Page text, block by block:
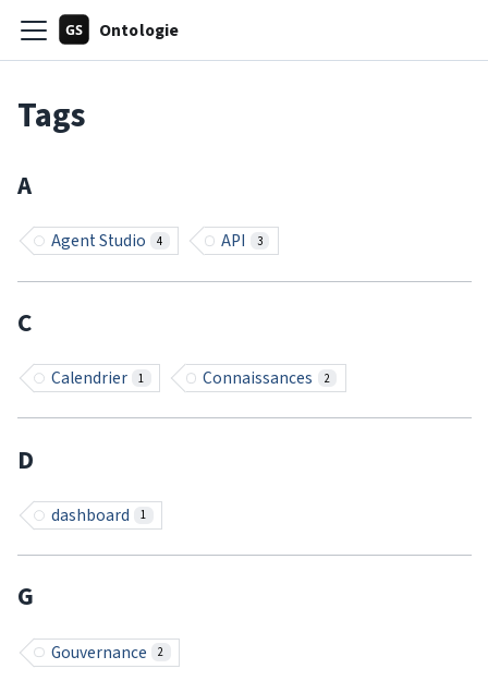
Ontologie
Tags
A
Agent Studio 4 API 3
C
Calendrier 1 Connaissances 2
D
dashboard 1
G
Gouvernance 2